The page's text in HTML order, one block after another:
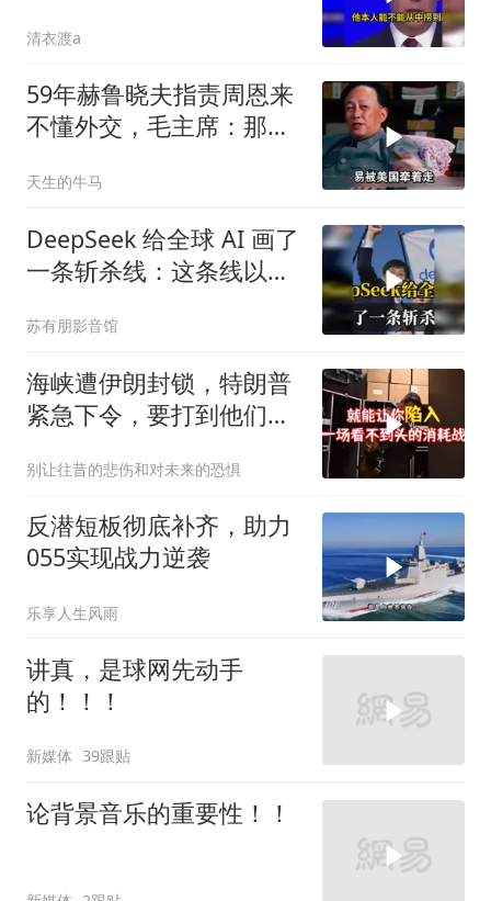
清衣渡a
59年赫鲁晓夫指责周恩来
不懂外交，毛主席：那我
天生的牛马
DeepSeek 给全球 AI 画了
一条斩杀线：这条线以下
苏有朋影音馆
海峡遭伊朗封锁，特朗普
紧急下令，要打到他们承
别让往昔的悲伤和对未来的恐惧
反潜短板彻底补齐，助力
055实现战力逆袭
乐享人生风雨
讲真，是球网先动手
的！！！
新媒体 39跟贴
论背景音乐的重要性！！